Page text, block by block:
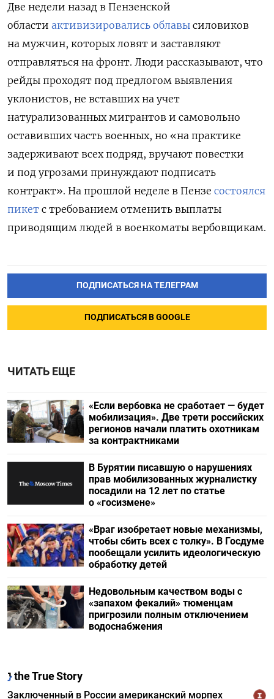
Две недели назад в Пензенской
области активизировались облавы силовиков
на мужчин, которых ловят и заставляют
отправляться на фронт. Люди рассказывают, что
рейды проходят под предлогом выявления
уклонистов, не вставших на учет
натурализованных мигрантов и самовольно
оставивших часть военных, но «на практике
задерживают всех подряд, вручают повестки
и под угрозами принуждают подписать
контракт». На прошлой неделе в Пензе состоялся
пикет с требованием отменить выплаты
приводящим людей в военкоматы вербовщикам.
ПОДПИСАТЬСЯ НА ТЕЛЕГРАМ
ПОДПИСАТЬСЯ В GOOGLE
ЧИТАТЬ ЕЩЕ
«Если вербовка не сработает — будет
мобилизация». Две трети российских
регионов начали платить охотникам
за контрактниками
В Бурятии писавшую о нарушениях
прав мобилизованных журналистку
посадили на 12 лет по статье
о «госизмене»
«Враг изобретает новые механизмы,
чтобы сбить всех с толку». В Госдуме
пообещали усилить идеологическую
обработку детей
Недовольным качеством воды с
«запахом фекалий» тюменцам
пригрозили полным отключением
водоснабжения